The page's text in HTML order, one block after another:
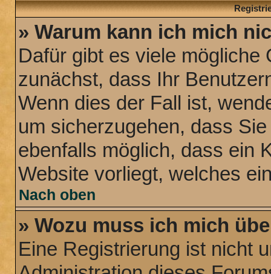
» Warum kann ich mich
Dafür gibt es viele mögliche
zunächst, dass Ihr
Wenn dies der Fall ist,
um sicherzugehen, dass
ebenfalls möglich, dass ein
Website vorliegt, welches
Nach oben
» Wozu muss ich mich
Eine Registrierung ist nicht